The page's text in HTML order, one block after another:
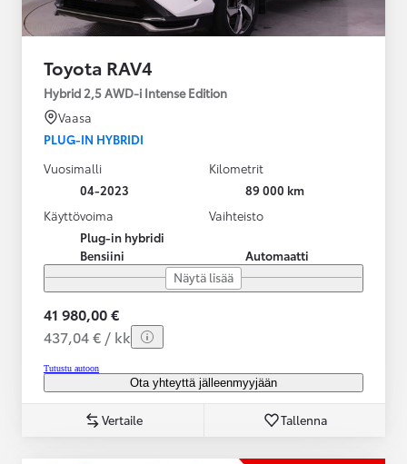
Toyota RAV4
Hybrid 2,5 AWD-i Intense Edition
Vaasa
PLUG-IN HYBRIDI
Vuosimalli
04-2023
Kilometrit
89 000 km
Käyttövoima
Plug-in hybridi
Bensiini
Vaihteisto
Automaatti
Näytä lisää
41 980,00 €
437,04 € / kk
Tutustu autoon
Ota yhteyttä jälleenmyyjään
Vertaile Tallenna